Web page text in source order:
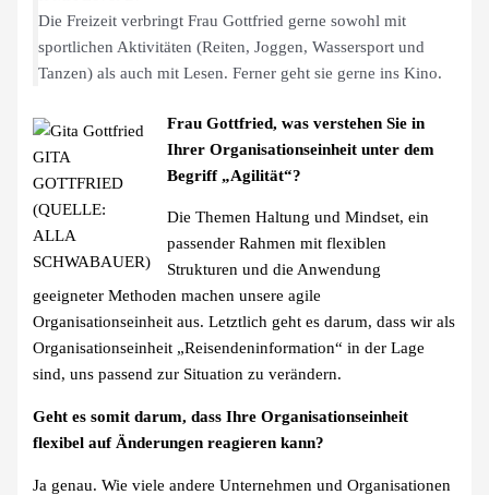
Die Freizeit verbringt Frau Gottfried gerne sowohl mit
sportlichen Aktivitäten (Reiten, Joggen, Wassersport und
Tanzen) als auch mit Lesen. Ferner geht sie gerne ins Kino.
GITA
GOTTFRIED
(QUELLE:
ALLA
SCHWABAUER)
Frau Gottfried, was verstehen Sie in
Ihrer Organisationseinheit unter dem
Begriff „Agilität“?
Die Themen Haltung und Mindset, ein
passender Rahmen mit flexiblen
Strukturen und die Anwendung
geeigneter Methoden machen unsere agile
Organisationseinheit aus. Letztlich geht es darum, dass wir als
Organisationseinheit „Reisendeninformation“ in der Lage
sind, uns passend zur Situation zu verändern.
Geht es somit darum, dass Ihre Organisationseinheit
flexibel auf Änderungen reagieren kann?
Ja genau. Wie viele andere Unternehmen und Organisationen